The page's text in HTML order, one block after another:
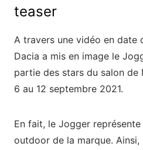
teaser
A travers une vidéo en date
Dacia a mis en image le
partie des stars du salon de
6 au 12 septembre 2021.
En fait, le Jogger représente
outdoor de la marque.